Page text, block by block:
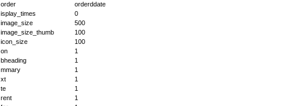
order
orderddate
isplay_times
0
image_size
500
image_size_thumb
100
icon_size
100
on
1
bheading
1
mmary
1
xt
1
te
1
rent
1